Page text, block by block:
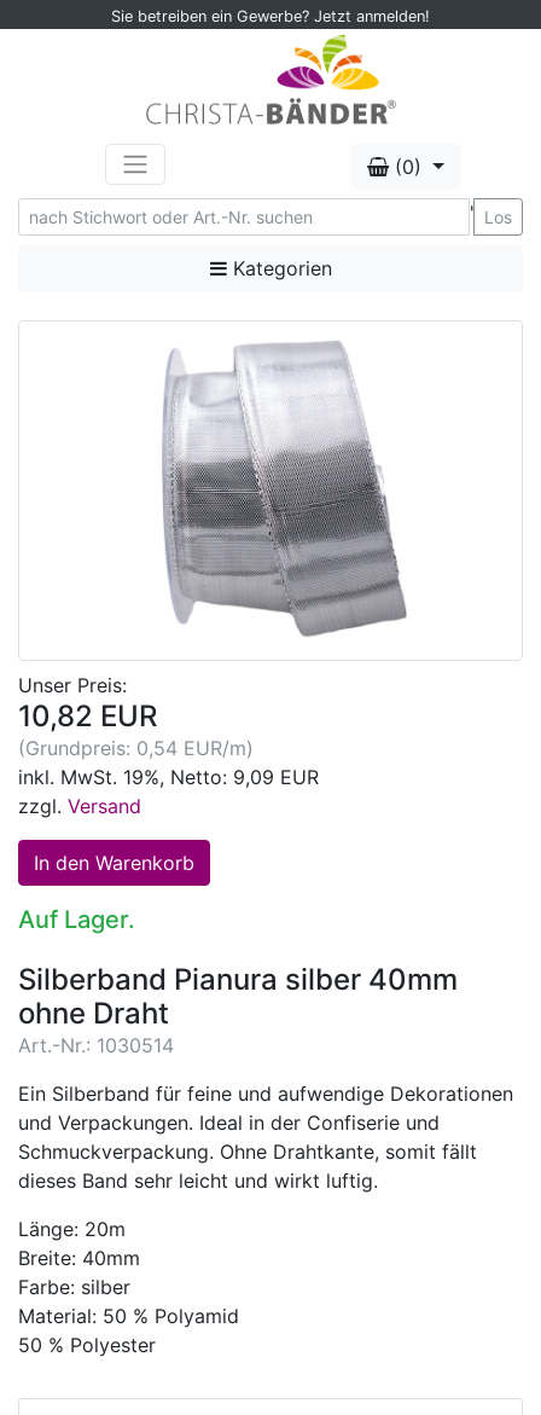
Sie betreiben ein Gewerbe? Jetzt anmelden!
(0)
' Los
Kategorien
Unser Preis:
10,82 EUR
(Grundpreis: 0,54 EUR/m)
inkl. MwSt. 19%, Netto: 9,09 EUR
zzgl. Versand
Auf Lager.
Silberband Pianura silber 40mm
ohne Draht
Art.-Nr.: 1030514
Ein Silberband für feine und aufwendige Dekorationen
und Verpackungen. Ideal in der Confiserie und
Schmuckverpackung. Ohne Drahtkante, somit fällt
dieses Band sehr leicht und wirkt luftig.
Länge: 20m
Breite: 40mm
Farbe: silber
Material: 50 % Polyamid
50 % Polyester